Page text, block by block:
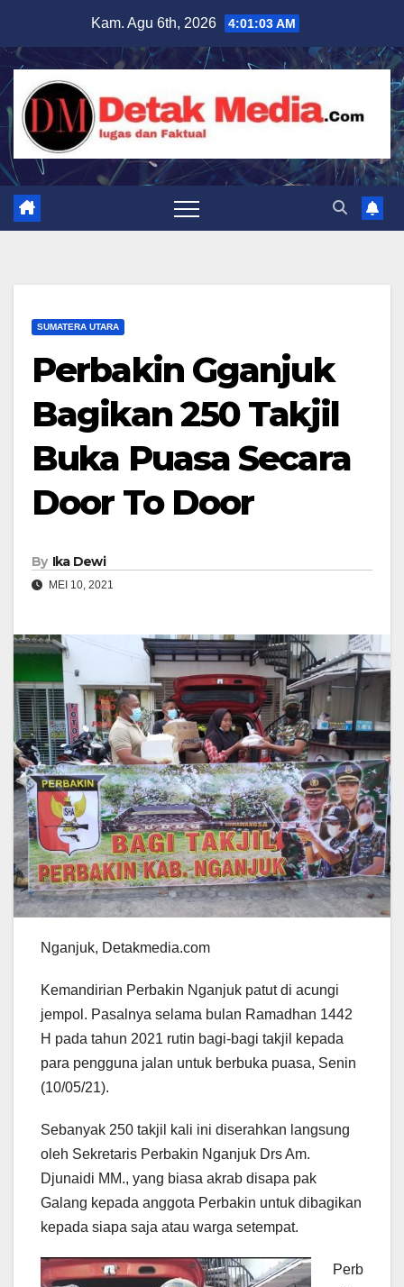
content
Kam. Agu 6th, 2026 4:01:05 AM
SUMATERA UTARA
Perbakin Gganjuk
Bagikan 250 Takjil
Buka Puasa Secara
Door To Door
By Ika Dewi
MEI 10, 2021
Nganjuk, Detakmedia.com
Kemandirian Perbakin Nganjuk patut di acungi
jempol. Pasalnya selama bulan Ramadhan 1442
H pada tahun 2021 rutin bagi-bagi takjil kepada
para pengguna jalan untuk berbuka puasa, Senin
(10/05/21).
Sebanyak 250 takjil kali ini diserahkan langsung
oleh Sekretaris Perbakin Nganjuk Drs Am.
Djunaidi MM., yang biasa akrab disapa pak
Galang kepada anggota Perbakin untuk dibagikan
kepada siapa saja atau warga setempat.
Perb